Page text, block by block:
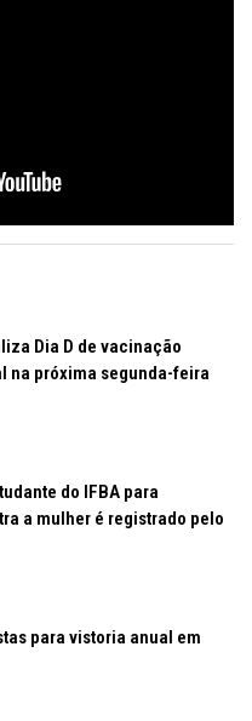
Dia D de vacinação
na próxima segunda-feira
do IFBA para
a mulher é registrado pelo
para vistoria anual em